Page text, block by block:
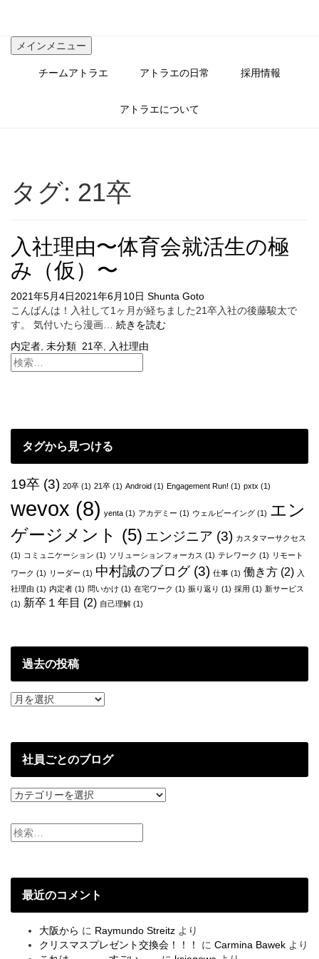
メインメニュー
チームアトラエ アトラエの日常 採用情報
アトラエについて
タグ: 21卒
入社理由〜体育会就活生の極
み（仮）〜
2021年5月4日2021年6月10日 Shunta Goto
こんばんは！入社して1ヶ月が経ちました21卒入社の後藤駿太で
す。 気付いたら漫画… 続きを読む入
の
極
（仮）〜
内定者 未分類 21卒 入社理由
タグから見つける
19卒 (3) 20卒 (1) 21卒 (1) Android (1) Engagement Run! (1) pxtx (1)
wevox (8) yenta (1) アカデミー (1) ウェルビーイング (1) エン
ゲージメント (5) エンジニア (3) カスタマーサクセス
(1) コミュニケーション (1) ソリューションフォーカス (1) テレワーク (1) リモート
ワーク (1) リーダー (1) 中村誠のブログ(3) 仕事 (1) 働き方 (2) 入
社理由 (1) 内定者 (1) 問いかけ (1) 在宅ワーク (1) 振り返り (1) 採用 (1) 新サービス
(1) 新卒１年目 (2) 自己理解 (1)
過去の投稿
過
投
社員ごとのブログ
社
ご
と
ロ
最近のコメント
大阪から に Raymundo Streitz より
クリスマスプレゼント交換会！！！
に Carmina Bawek より